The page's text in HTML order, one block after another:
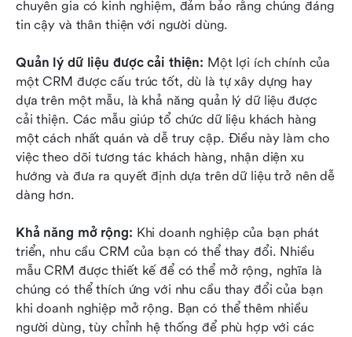
chuyên gia có kinh nghiệm, đảm bảo rằng chúng đáng
tin cậy và thân thiện với người dùng.
Quản lý dữ liệu được cải thiện: Một lợi ích chính của
một CRM được cấu trúc tốt, dù là tự xây dựng hay
dựa trên một mẫu, là khả năng quản lý dữ liệu được
cải thiện. Các mẫu giúp tổ chức dữ liệu khách hàng
một cách nhất quán và dễ truy cập. Điều này làm cho
việc theo dõi tương tác khách hàng, nhận diện xu
hướng và đưa ra quyết định dựa trên dữ liệu trở nên dễ
dàng hơn.
Khả năng mở rộng: Khi doanh nghiệp của bạn phát
triển, nhu cầu CRM của bạn có thể thay đổi. Nhiều
mẫu CRM được thiết kế để có thể mở rộng, nghĩa là
chúng có thể thích ứng với nhu cầu thay đổi của bạn
khi doanh nghiệp mở rộng. Bạn có thể thêm nhiều
người dùng, tùy chỉnh hệ thống để phù hợp với các